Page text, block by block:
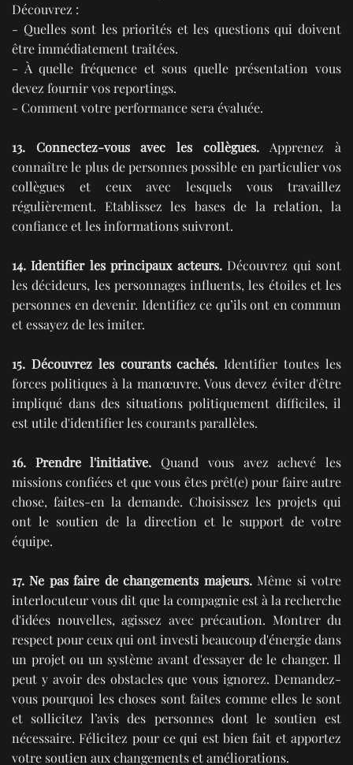
Découvrez :
- Quelles sont les priorités et les questions qui doivent
être immédiatement traitées.
- À quelle fréquence et sous quelle présentation vous
devez fournir vos reportings.
- Comment votre performance sera évaluée.
13. Connectez-vous avec les collègues.Apprenez à
connaître le plus de personnes possible en particulier vos
collègues et ceux avec lesquels vous travaillez
régulièrement. Etablissez les bases de la relation, la
confiance et les informations suivront.
14. Identifier les principaux acteurs.Découvrez qui sont
les décideurs, les personnages influents, les étoiles et les
personnes en devenir. Identifiez ce qu’ils ont en commun
et essayez de les imiter.
15. Découvrez les courants cachés. Identifier toutes les
forces politiques à la manœuvre. Vous devez éviter d'être
impliqué dans des situations politiquement difficiles, il
est utile d'identifier les courants parallèles.
16. Prendre l'initiative. Quand vous avez achevé les
missions confiées et que vous êtes prêt(e) pour faire autre
chose, faites-en la demande. Choisissez les projets qui
ont le soutien de la direction et le support de votre
équipe.
17. Ne pas faire de changements majeurs.Même si votre
interlocuteur vous dit que la compagnie est à la recherche
d'idées nouvelles, agissez avec précaution. Montrer du
respect pour ceux qui ont investi beaucoup d'énergie dans
un projet ou un système avant d'essayer de le changer. Il
peut y avoir des obstacles que vous ignorez. Demandez-
vous pourquoi les choses sont faites comme elles le sont
et sollicitez l’avis des personnes dont le soutien est
nécessaire. Félicitez pour ce qui est bien fait et apportez
votre soutien aux changements et améliorations.